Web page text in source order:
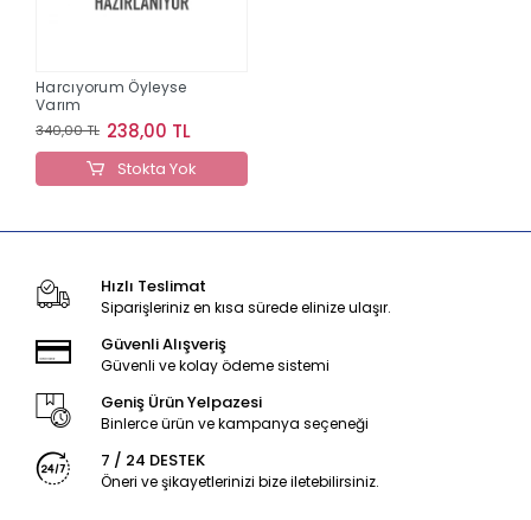
Harcıyorum Öyleyse
Varım
340,00 TL 238,00 TL
Stokta Yok
Hızlı Teslimat
Siparişleriniz en kısa sürede elinize ulaşır.
Güvenli Alışveriş
Güvenli ve kolay ödeme sistemi
Geniş Ürün Yelpazesi
Binlerce ürün ve kampanya seçeneği
7 / 24 DESTEK
Öneri ve şikayetlerinizi bize iletebilirsiniz.